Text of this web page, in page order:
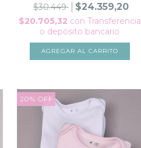
$30.449 $24.359,20
$20.705,32 con Transferencia
o depósito bancario
AGREGAR AL CARRITO
20% OFF